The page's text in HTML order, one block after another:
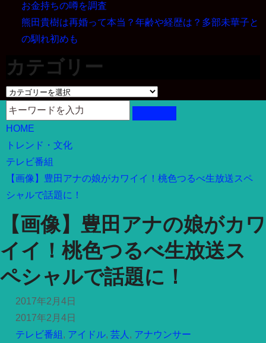
お金持ちの噂を調査
熊田貴樹は再婚って本当？年齢や経歴は？多部未華子と
の馴れ初めも
カテゴリー
カ
テ
ゴ
リ
ー
HOME
トレンド・文化
テレビ番組
【画像】豊田アナの娘がカワイイ！桃色つるべ生放送スペ
シャルで話題に！
【画像】豊田アナの娘がカワ
イイ！桃色つるべ生放送ス
ペシャルで話題に！
2017年2月4日
2017年2月4日
テレビ番組 , アイドル, 芸人 , アナウンサー